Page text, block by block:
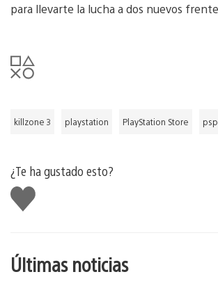
para llevarte la lucha a dos nuevos
killzone 3 playstation PlayStation Store psp
¿Te ha gustado esto?
Me
gusta
Últimas noticias